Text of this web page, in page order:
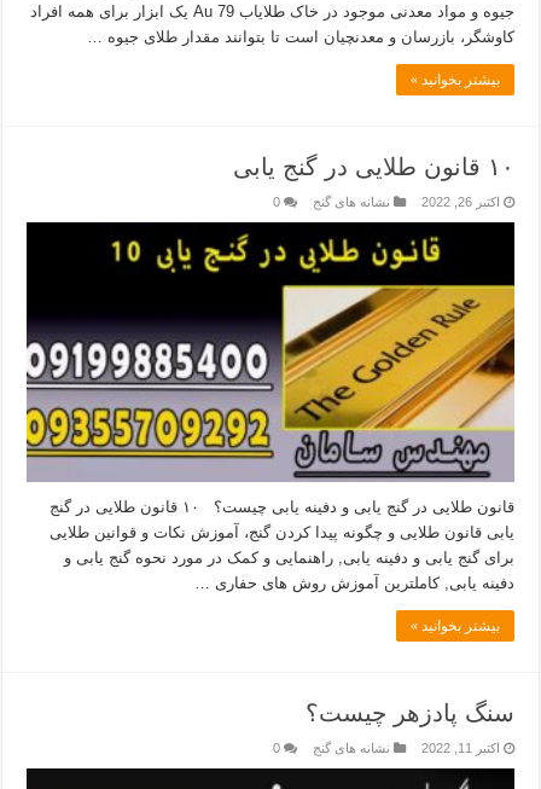
جیوه و مواد معدنی موجود در خاک طلایاب Au 79 یک ابزار برای همه افراد
کاوشگر، بازرسان و معدنچیان است تا بتوانند مقدار طلای جیوه …
بیشتر بخوانید »
۱۰ قانون طلایی در گنج یابی
اکتبر 26, 2022 نشانه های گنج 0
قانون طلایی در گنج یابی و دفینه یابی چیست؟ ۱۰ قانون طلایی در گنج
یابی قانون طلایی و چگونه پیدا کردن گنج، آموزش نکات و قوانین طلایی
برای گنج یابی و دفینه یابی, راهنمایی و کمک در مورد نحوه گنج یابی و
دفینه یابی, کاملترین آموزش روش های حفاری …
بیشتر بخوانید »
سنگ پادزهر چیست؟
اکتبر 11, 2022 نشانه های گنج 0